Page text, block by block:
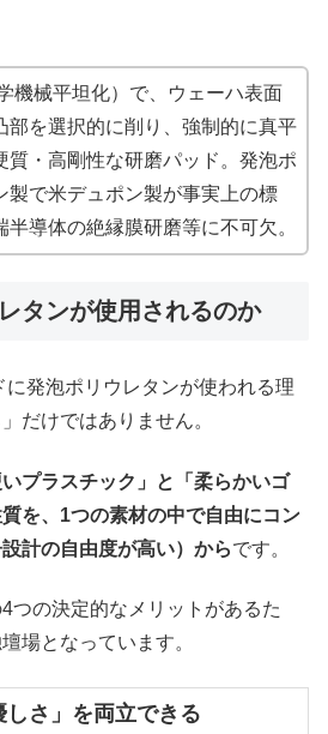
機械平坦化）で、ウェーハ表面
部を選択的に削り、強制的に真平
質・高剛性な研磨パッド。発泡ポ
製で米デュポン製が事実上の標
半導体の絶縁膜研磨等に不可欠。
タンが使用されるのか
発泡ポリウレタンが使われる理
だけではありません。
いプラスチック」と「柔らかいゴ
を、1つの素材の中で自由にコン
計の自由度が高い）からです。
の決定的なメリットがあるた
場となっています。
さ」を両立できる